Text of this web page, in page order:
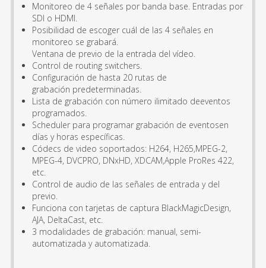
Monitoreo de 4 señales por banda base. Entradas por
SDI o HDMI.
Posibilidad de escoger cuál de las 4 señales en
monitoreo se grabará.
Ventana de previo de la entrada del vídeo.
Control de routing switchers.
Configuración de hasta 20 rutas de
grabación predeterminadas.
Lista de grabación con número ilimitado deeventos
programados.
Scheduler para programar grabación de eventosen
días y horas específicas.
Códecs de video soportados: H264, H265,MPEG-2,
MPEG-4, DVCPRO, DNxHD, XDCAM,Apple ProRes 422,
etc.
Control de audio de las señales de entrada y del
previo.
Funciona con tarjetas de captura BlackMagicDesign,
AJA, DeltaCast, etc.
3 modalidades de grabación: manual, semi-
automatizada y automatizada.